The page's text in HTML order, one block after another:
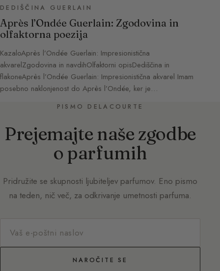
DEDIŠČINA GUERLAIN
Après l’Ondée Guerlain: Zgodovina in
olfaktorna poezija
KazaloAprès l’Ondée Guerlain: Impresionistična
akvarelZgodovina in navdihOlfaktorni opisDediščina in
flakoneAprès l’Ondée Guerlain: Impresionistična akvarel Imam
posebno naklonjenost do Après l’Ondée, ker je…
PISMO DELACOURTE
Prejemajte naše zgodbe
o parfumih
Pridružite se skupnosti ljubiteljev parfumov. Eno pismo
na teden, nič več, za odkrivanje umetnosti parfuma.
NAROČITE SE